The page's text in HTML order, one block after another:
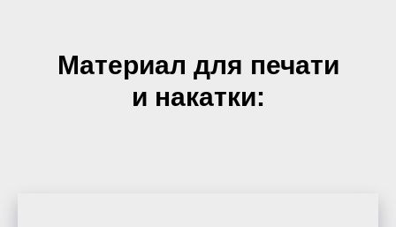
Материал для печати
и накатки: